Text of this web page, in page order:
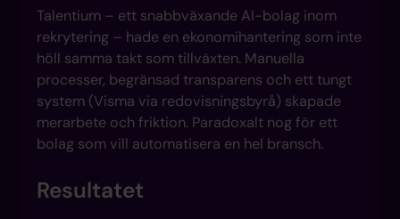
Talentium – ett snabbväxande AI-bolag inom
rekrytering – hade en ekonomihantering som inte
höll samma takt som tillväxten. Manuella
processer, begränsad transparens och ett tungt
system (Visma via redovisningsbyrå) skapade
merarbete och friktion. Paradoxalt nog för ett
bolag som vill automatisera en hel bransch.
Resultatet